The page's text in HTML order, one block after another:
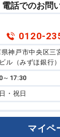
電話でのお問
0120-
神戸市中央区三
ル（みずほ銀行
17:30
祝日
マイペ